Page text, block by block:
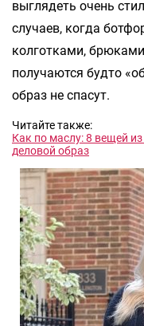
выглядеть очень
случаев, когда
колготками,
получаются будто
образ не спасут.
Читайте также:
Как по маслу: 8 вещей
деловой образ